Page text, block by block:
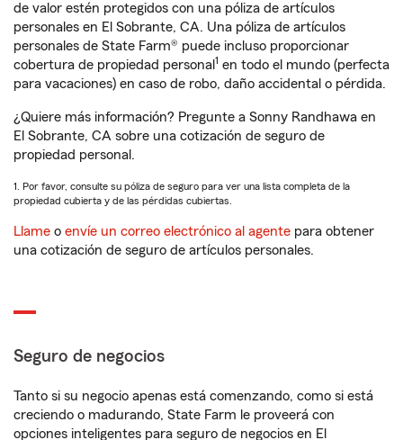
de valor estén protegidos con una póliza de artículos
personales en El Sobrante, CA. Una póliza de artículos
personales de State Farm® puede incluso proporcionar
cobertura de propiedad personal 1 en todo el mundo (perfecta
para vacaciones) en caso de robo, daño accidental o pérdida.
¿Quiere más información? Pregunte a Sonny Randhawa en
El Sobrante, CA sobre una cotización de seguro de
propiedad personal.
1. Por favor, consulte su póliza de seguro para ver una lista completa de la
propiedad cubierta y de las pérdidas cubiertas.
Llame o envíe un correo electrónico al agente para obtener
una cotización de seguro de artículos personales.
Seguro de negocios
Tanto si su negocio apenas está comenzando, como si está
creciendo o madurando, State Farm le proveerá con
opciones inteligentes para seguro de negocios en El